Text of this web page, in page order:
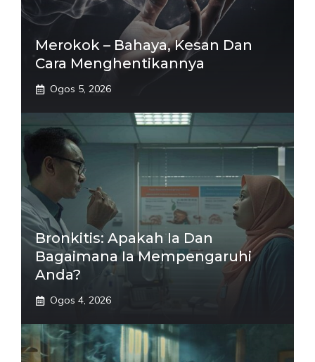
Merokok – Bahaya, Kesan Dan
Cara Menghentikannya
Ogos 5, 2026
Bronkitis: Apakah Ia Dan
Bagaimana Ia Mempengaruhi
Anda?
Ogos 4, 2026